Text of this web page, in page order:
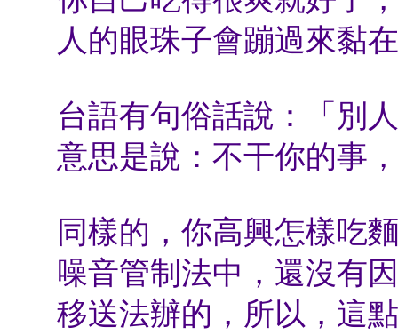
人的眼珠子會蹦過來黏
台語有句俗話說：「別
意思是說：不干你的事
同樣的，你高興怎樣吃
噪音管制法中，還沒有
移送法辦的，所以，這